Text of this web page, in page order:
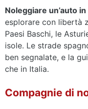
Noleggiare un’auto in
esplorare con libertà
Paesi Baschi, le
isole. Le strade
ben segnalate, e la
che in Italia.
Compagnie di